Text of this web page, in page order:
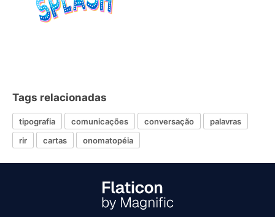
Tags relacionadas
tipografia comunicações conversação
palavras
rir
cartas onomatopéia